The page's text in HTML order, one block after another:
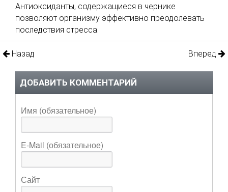
Антиоксиданты, содержащиеся в чернике
позволяют организму эффективно преодолевать
последствия стресса.
Назад Вперед
ДОБАВИТЬ КОММЕНТАРИЙ
Имя (обязательное)
E-Mail (обязательное)
Сайт